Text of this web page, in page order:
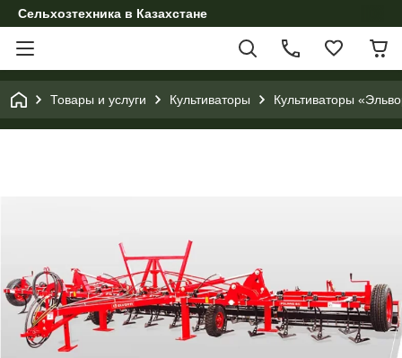
Сельхозтехника в Казахстане
Товары и услуги Культиваторы Культиваторы